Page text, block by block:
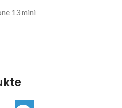
13 mini